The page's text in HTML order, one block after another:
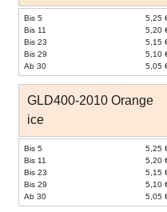
Bis 5
5,25
Bis 11
5,20
Bis 23
5,15
Bis 29
5,10
Ab 30
5,05
GLD400-2010 Orange
ice
Bis 5
5,25
Bis 11
5,20
Bis 23
5,15
Bis 29
5,10
Ab 30
5,05